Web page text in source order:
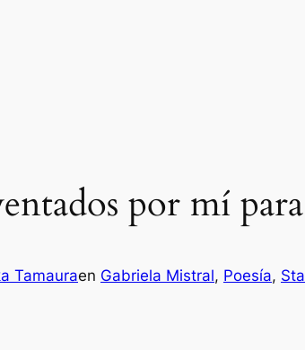
por mí
Tamauraen Gabriela Mistral, Poesía,